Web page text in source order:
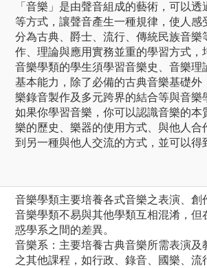
「音樂」是由聲音組成的藝術，可以
等方式，讓聲音產生一種規律，使人
分為古典、爵士、流行、傳統民族音樂
作、理論與應用實務並重的學習方式，
音樂學類的學生須學習音樂史、音樂
基本能力，除了必備的古典音樂基礎
樂錄音製作及多元跨界的結合等與音樂
如果你學習音樂，你可以認識音樂的
樂的歷史、樂器的使用方式、與他人
到另一種與他人交流的方式，並可以得
音樂學類主要培養各式音樂之表演、創
音樂學類不易與其他學類互相混淆，但
惑學系之間的差異。
音樂系：主要培養古典音樂所需表演及
之其他課程，如行政、錄音、國樂、流